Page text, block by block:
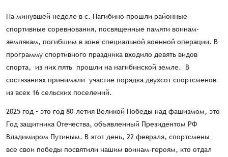
На минувшей неделе в с. Нагибино прошли районные
спортивные соревнования, посвященные памяти воинам-
землякам, погибшим в зоне специальной военной операции. В
программу спортивного праздника входило девять видов
спорта, из них пять прошли на нагибинской земле. В
состязаниях принимали участие порядка двухсот спортсменов
из всех 16 сельских поселений.
2025 год – это год 80-летия Великой Победы над фашизмом, это
Год защитника Отечества, объявленный Президентом РФ
Владимиром Путиным. В этот день, 22 февраля, спортсмены
все свои победы посвятили нашим воинам-героям, кто отдал